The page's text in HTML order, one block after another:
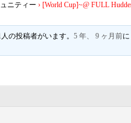
ニティー › [World Cup]~@ FULL
の投稿者がいます。5 年、 9 ヶ月前に